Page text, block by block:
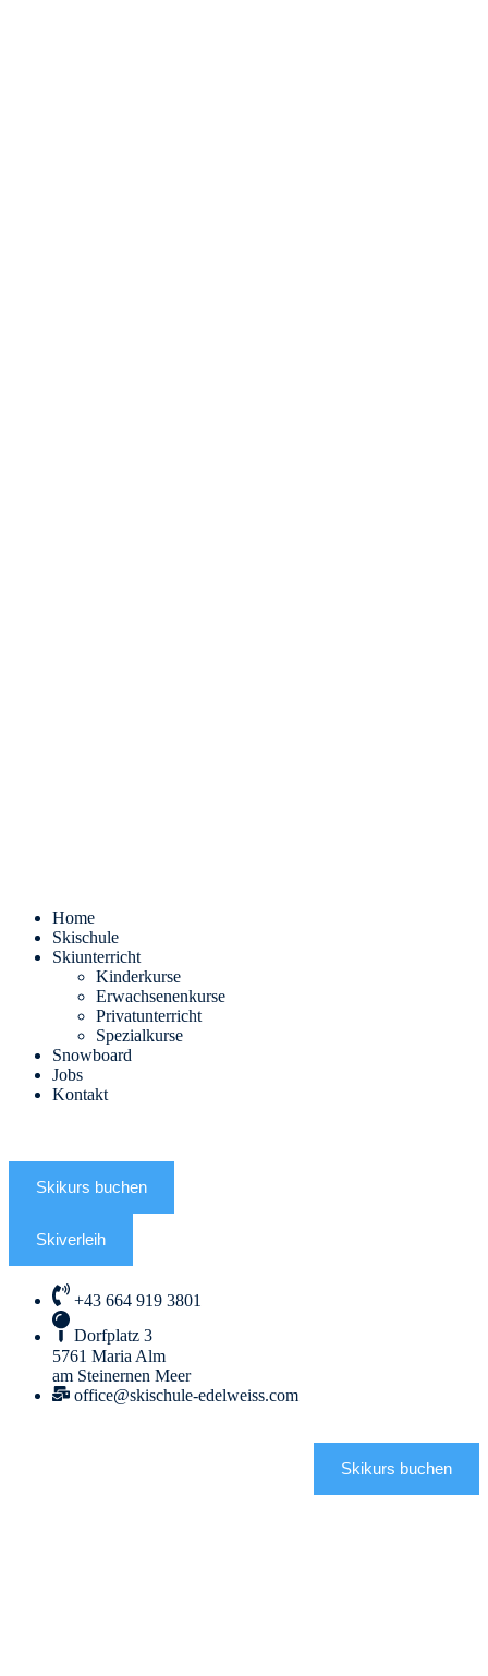
Home
Skischule
Skiunterricht
Kinderkurse
Erwachsenenkurse
Privatunterricht
Spezialkurse
Snowboard
Jobs
Kontakt
Skikurs buchen
Skiverleih
+43 664 919 3801
Dorfplatz 3
5761 Maria Alm
am Steinernen Meer
office@skischule-edelweiss.com
Skikurs buchen